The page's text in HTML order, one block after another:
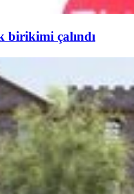
birikimi çalındı